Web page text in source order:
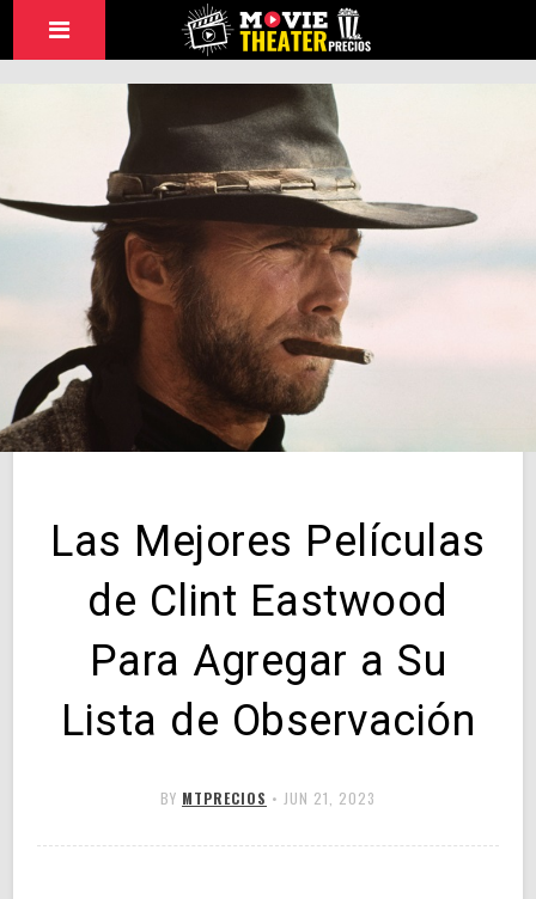
Las Mejores Películas
de Clint Eastwood
Para Agregar a Su
Lista de Observación
BY MTPRECIOS • JUN 21, 2023